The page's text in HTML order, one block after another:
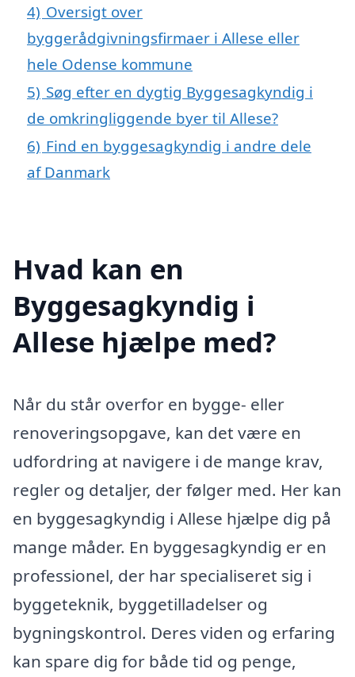
4) Oversigt over
byggerådgivningsfirmaer i Allese eller
hele Odense kommune
5) Søg efter en dygtig Byggesagkyndig i
de omkringliggende byer til Allese?
6) Find en byggesagkyndig i andre dele
af Danmark
Hvad kan en
Byggesagkyndig i
Allese hjælpe med?
Når du står overfor en bygge- eller
renoveringsopgave, kan det være en
udfordring at navigere i de mange krav,
regler og detaljer, der følger med. Her kan
en byggesagkyndig i Allese hjælpe dig på
mange måder. En byggesagkyndig er en
professionel, der har specialiseret sig i
byggeteknik, byggetilladelser og
bygningskontrol. Deres viden og erfaring
kan spare dig for både tid og penge,